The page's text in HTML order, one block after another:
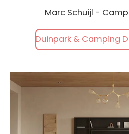
Marc Schuijl -
Duinpark & Camping